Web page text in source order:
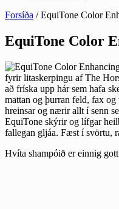
Forsíða / EquiTone Color
EquiTone Color
fyrir litaskerpingu af The
að fríska upp hár sem hafa
mattan og þurran feld, fax
hreinsar og nærir allt í senn
EquiTone skýrir og lífgar
fallegan gljáa. Fæst í svörtu,
Hvíta shampóið er einnig